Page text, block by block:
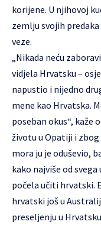
korijene. U njihovoj
zemlju svojih
veze.
„Nikada neću
vidjela Hrvatsku –
napustio i nijedno
mene kao Hrvatska.
poseban okus“, kaže
životu u Opatiji i
mora ju je oduševio,
kako najviše od
počela učiti hrvatski.
hrvatski još u
preseljenju u